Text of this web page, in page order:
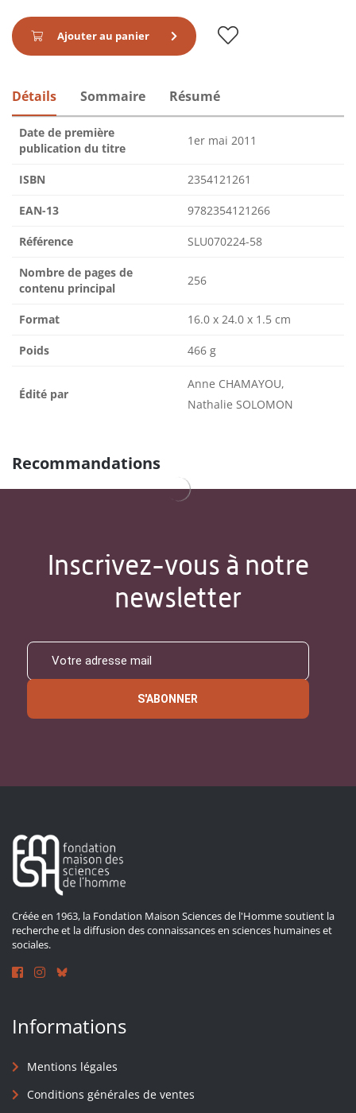
Ajouter au panier
Détails Sommaire Résumé
Date de première
publication du titre
1er mai 2011
ISBN 2354121261
EAN-13 9782354121266
Référence SLU070224-58
Nombre de pages de
contenu principal
256
Format 16.0 x 24.0 x 1.5 cm
Poids 466 g
Édité par
Anne CHAMAYOU,
Nathalie SOLOMON
Recommandations
Inscrivez-vous à notre
newsletter
S'ABONNER
Créée en 1963, la Fondation Maison Sciences de l'Homme soutient la
recherche et la diffusion des connaissances en sciences humaines et
sociales.
Informations
Mentions légales
Conditions générales de ventes